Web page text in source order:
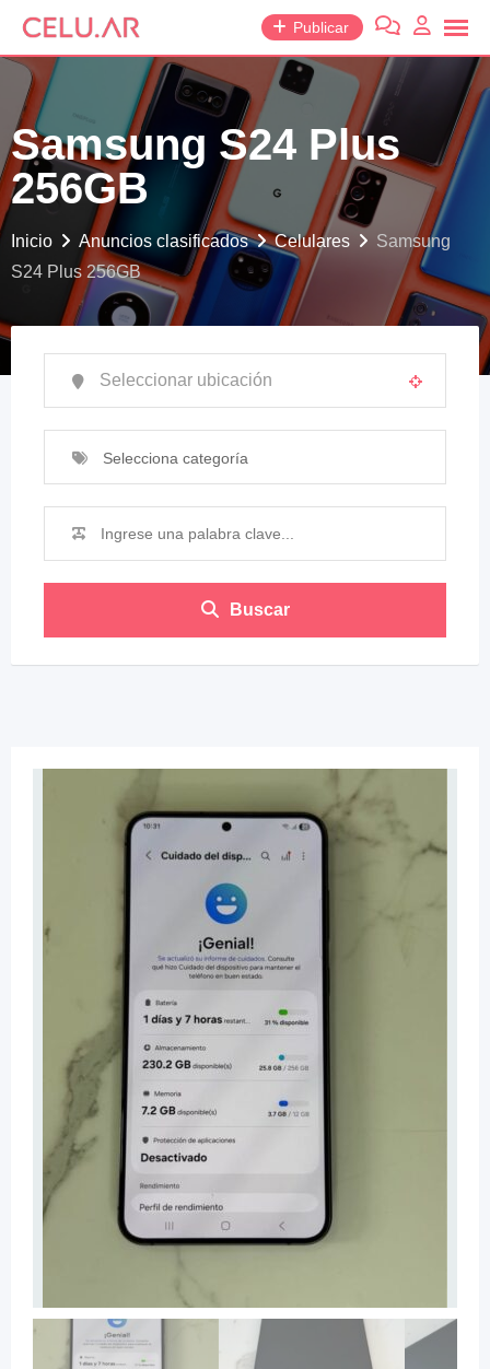
saltar
contenido
Publicar
Samsung S24 Plus
256GB
Inicio Anuncios clasificados Celulares
Samsung
S24 Plus 256GB
Selecciona categoría
Buscar